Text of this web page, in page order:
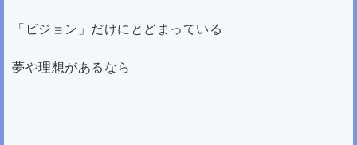
「ビジョン」だけにとどまっている
夢や理想があるなら